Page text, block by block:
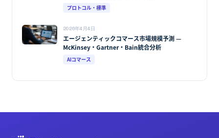
プロトコル・標準
2026年4月4日
エージェンティックコマース市場規模予測 —
McKinsey・Gartner・Bain統合分析
AIコマース